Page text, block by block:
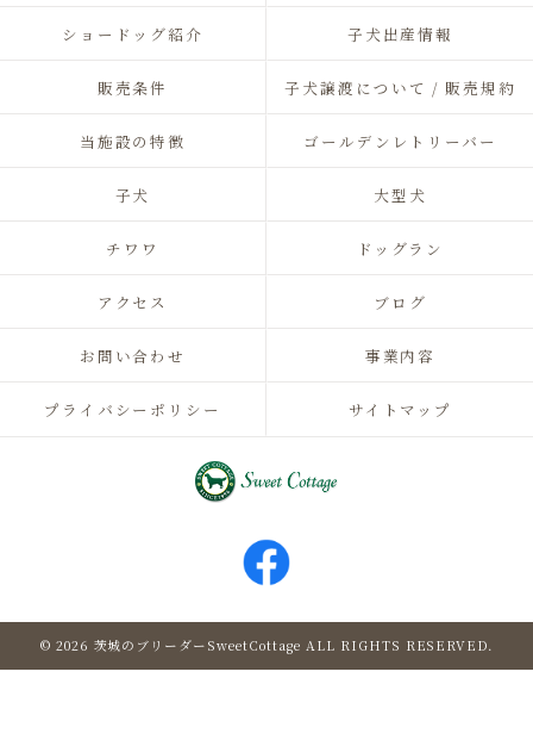
ショードッグ紹介 子犬出産情報
販売条件 子犬譲渡について / 販売規約
当施設の特徴 ゴールデンレトリーバー
子犬 大型犬
チワワ ドッグラン
アクセス ブログ
お問い合わせ 事業内容
プライバシーポリシー サイトマップ
© 2026 茨城のブリーダーSweetCottage ALL RIGHTS RESERVED.